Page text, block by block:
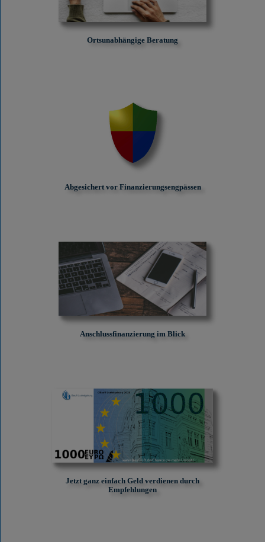
Ortsunabhängige Beratung
Abgesichert vor Finanzierungs­engpässen
Anschlussfinanzierung im Blick
Jetzt ganz einfach Geld verdienen durch
Empfehlungen